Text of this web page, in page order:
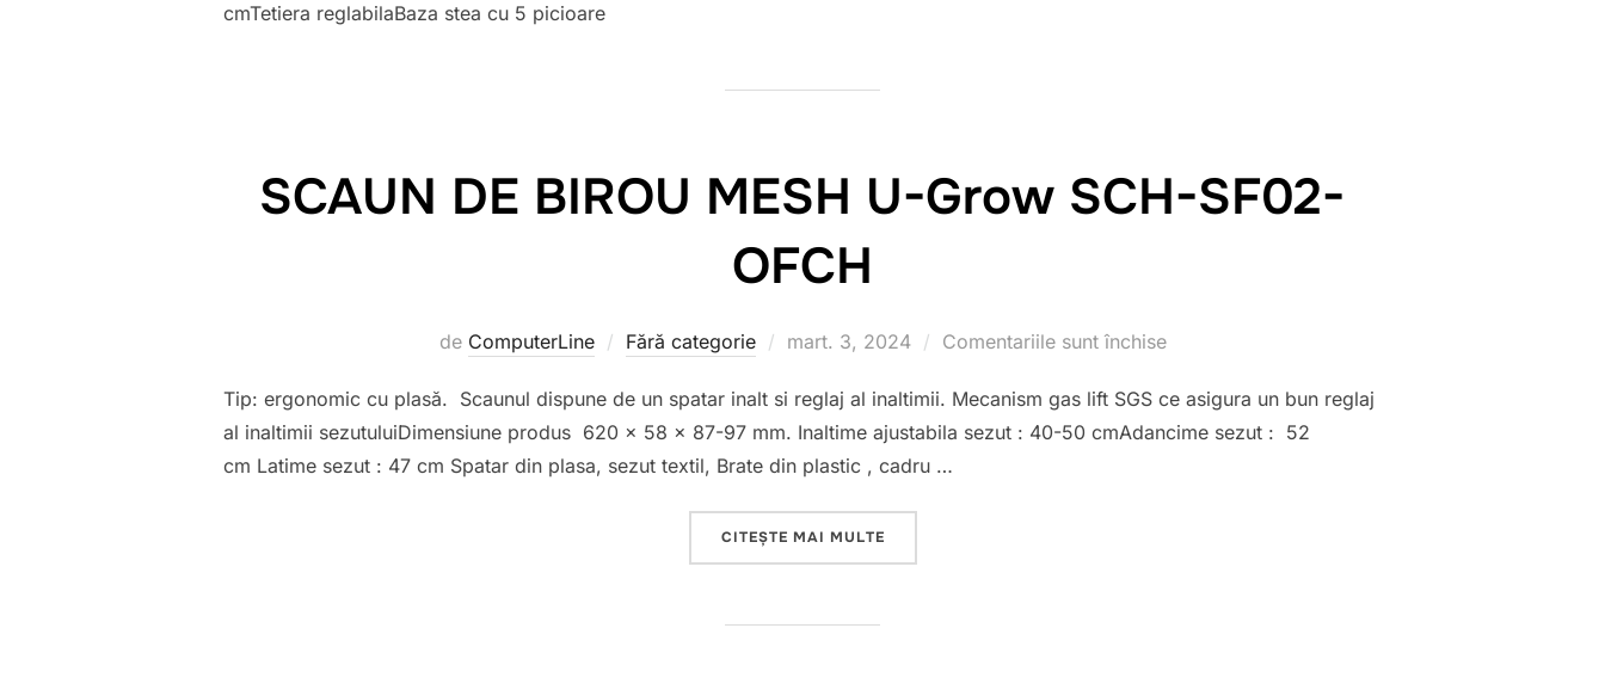
cmTetiera reglabilaBaza stea cu 5 picioare
SCAUN DE BIROU MESH U-Grow SCH-SF02-
OFCH
de ComputerLine Fără categorie
Publicat
mart. 3, 2024 Comentariile sunt închise
Tip: ergonomic cu plasă. Scaunul dispune de un spatar inalt si reglaj al inaltimii. Mecanism gas lift SGS ce asigura un bun reglaj
al inaltimii sezutuluiDimensiune produs 620 x 58 x 87-97 mm. Inaltime ajustabila sezut : 40-50 cmAdancime sezut : 52
cm Latime sezut : 47 cm Spatar din plasa, sezut textil, Brate din plastic , cadru …
CITEȘTE MAI MULTE